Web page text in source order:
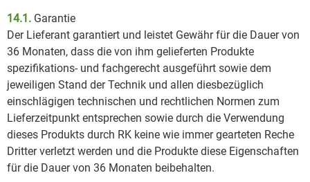
14.1. Garantie
Der Lieferant garantiert und leistet Gewähr für die Dauer von
36 Monaten, dass die von ihm gelieferten Produkte
spezifikations- und fachgerecht ausgeführt sowie dem
jeweiligen Stand der Technik und allen diesbezüglich
einschlägigen technischen und rechtlichen Normen zum
Lieferzeitpunkt entsprechen sowie durch die Verwendung
dieses Produkts durch RK keine wie immer gearteten Reche
Dritter verletzt werden und die Produkte diese Eigenschaften
für die Dauer von 36 Monaten beibehalten.